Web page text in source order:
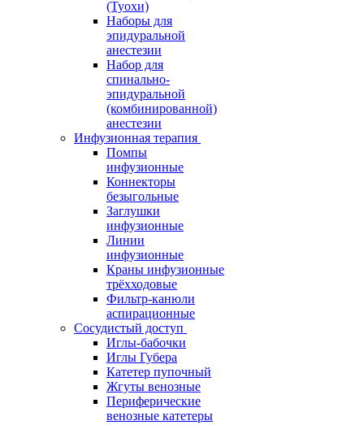
(Туохи)
Наборы для
эпидуральной
анестезии
Набор для
спинально-
эпидуральной
(комбинированной)
анестезии
Инфузионная терапия
Помпы
инфузионные
Коннекторы
безыгольные
Заглушки
инфузионные
Линии
инфузионные
Краны инфузионные
трёхходовые
Фильтр-канюли
аспирационные
Сосудистый доступ
Иглы-бабочки
Иглы Губера
Катетер пупочный
Жгуты венозные
Периферические
венозные катетеры